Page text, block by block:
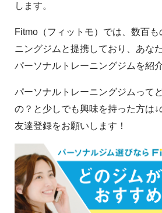
します。
Fitmo（フィットモ）では、数百
ニングジムと提携しており、あな
パーソナルトレーニングジムを紹
パーソナルトレーニングジムって
の？と少しでも興味を持った方は
友達登録をお願いします！